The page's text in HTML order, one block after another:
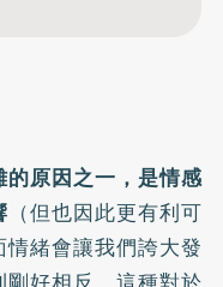
原因之一，是情感
（但也因此更有利可
緒會讓我們誇大發